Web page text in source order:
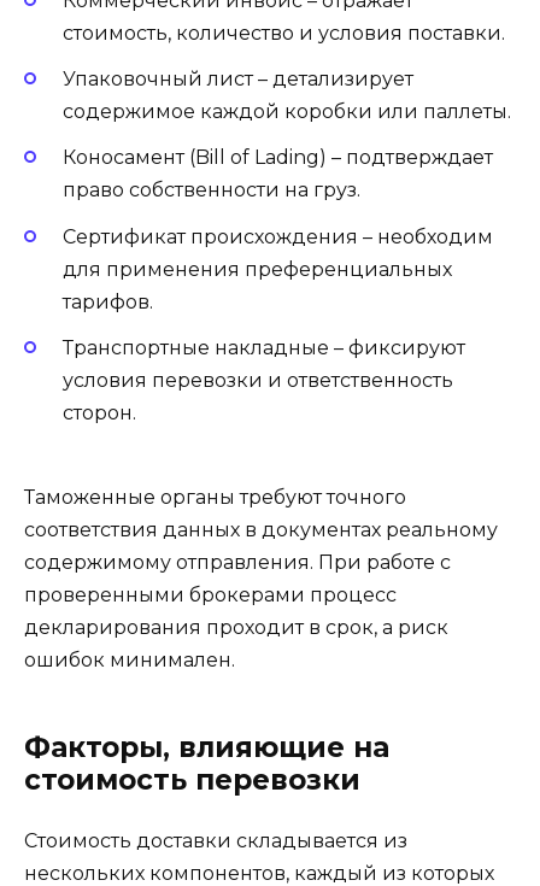
стоимость, количество и условия поставки.
Упаковочный лист – детализирует
содержимое каждой коробки или паллеты.
Коносамент (Bill of Lading) – подтверждает
право собственности на груз.
Сертификат происхождения – необходим
для применения преференциальных
тарифов.
Транспортные накладные – фиксируют
условия перевозки и ответственность
сторон.
Таможенные органы требуют точного
соответствия данных в документах реальному
содержимому отправления. При работе с
проверенными брокерами процесс
декларирования проходит в срок, а риск
ошибок минимален.
Факторы, влияющие на
стоимость перевозки
Стоимость доставки складывается из
нескольких компонентов, каждый из которых